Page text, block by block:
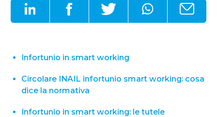
Infortunio in smart working​
Circolare INAIL infortunio smart working: cosa
dice la normativa
Infortunio in smart working​: le tutele